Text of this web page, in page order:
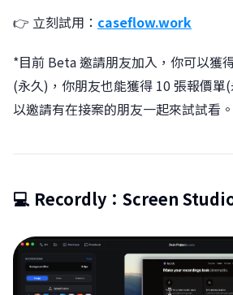
👉 立刻試用： caseflow.work
*目前 Beta 邀請朋友加入，你可以獲
(永久)，你朋友也能獲得 10 張報價單
以邀請有在接案的朋友一起來試試看。
💻 Recordly：Screen